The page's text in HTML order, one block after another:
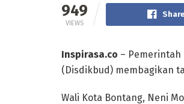
949
VIEWS
Inspirasa.co – Pemerintah
(Disdikbud) membagikan
Wali Kota Bontang, Neni